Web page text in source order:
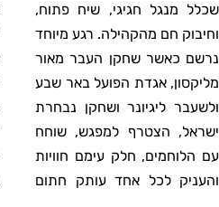
שכלל מנגל חגיגי, שיח פתוח,
וחיבוק חם מהקהילה. רגע מיוחד
נרשם כאשר שחקן העבר מאור
מליקסון, אגדת הפועל באר שבע
ולשעבר ליגיונר ושחקן נבחרת
ישראל, הצטרף למפגש, שוחח
עם הלוחמים, חלק עימם חוויות
והעניק לכל אחד עותק חתום